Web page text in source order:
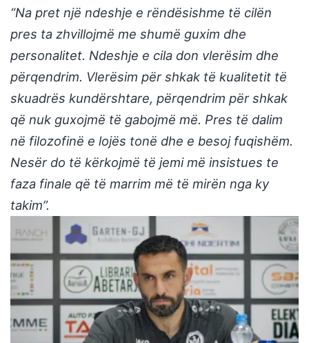
“Na pret një ndeshje e rëndësishme të cilën
pres ta zhvillojmë me shumë guxim dhe
personalitet. Ndeshje e cila don vlerësim dhe
përqendrim. Vlerësim për shkak të kualitetit të
skuadrës kundërshtare, përqendrim për shkak
që nuk guxojmë të gabojmë më. Pres të dalim
në filozofinë e lojës tonë dhe e besoj fuqishëm.
Nesër do të kërkojmë të jemi më insistues te
faza finale që të marrim më të mirën nga ky
takim”.